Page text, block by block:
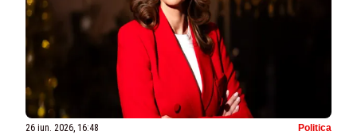
26 iun. 2026, 16:48 Politica